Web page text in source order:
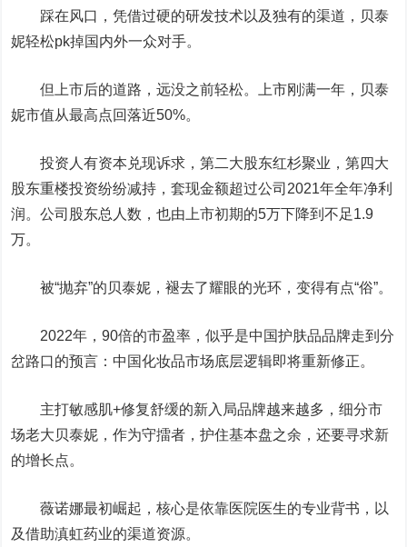
踩在风口，凭借过硬的研发技术以及独有的渠道，贝泰
妮轻松pk掉国内外一众对手。
但上市后的道路，远没之前轻松。上市刚满一年，贝泰
妮市值从最高点回落近50%。
投资人有资本兑现诉求，第二大股东红杉聚业，第四大
股东重楼投资纷纷减持，套现金额超过公司2021年全年净利
润。公司股东总人数，也由上市初期的5万下降到不足1.9
万。
被“抛弃”的贝泰妮，褪去了耀眼的光环，变得有点“俗”。
2022年，90倍的市盈率，似乎是中国护肤品品牌走到分
岔路口的预言：中国化妆品市场底层逻辑即将重新修正。
主打敏感肌+修复舒缓的新入局品牌越来越多，细分市
场老大贝泰妮，作为守擂者，护住基本盘之余，还要寻求新
的增长点。
薇诺娜最初崛起，核心是依靠医院医生的专业背书，以
及借助滇虹药业的渠道资源。